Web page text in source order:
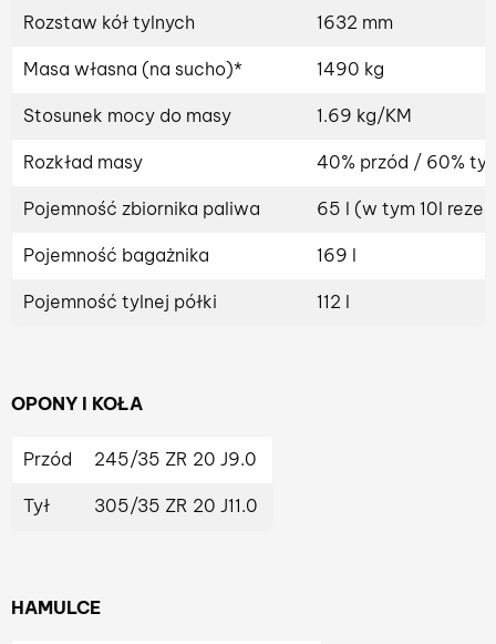
Rozstaw kół tylnych 1632 mm
Masa własna (na sucho)* 1490 kg
Stosunek mocy do masy 1.69 kg/KM
Rozkład masy 40% przód / 60%
Pojemność zbiornika paliwa 65 l (w tym 10l
Pojemność bagażnika 169 l
Pojemność tylnej półki 112 l
OPONY I KOŁA
Przód 245/35 ZR 20 J9.0
Tył 305/35 ZR 20 J11.0
HAMULCE